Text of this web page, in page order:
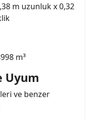
m uzunluk x 0,32
m³
Uyum
ve benzer